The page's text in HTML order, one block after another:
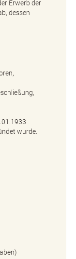
Erwerb der
dessen
wurde.